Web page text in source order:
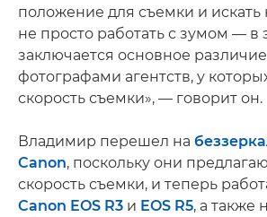
положение для съемки и искать
не просто работать с зумом — в
заключается основное
фотографами агентств, у
скорость съемки», — говорит он.
Владимир перешел на
Canon, поскольку они
скорость съемки, и теперь
Canon EOS R3 и EOS R5, а также